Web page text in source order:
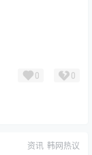
0 0
资讯 韩网热议